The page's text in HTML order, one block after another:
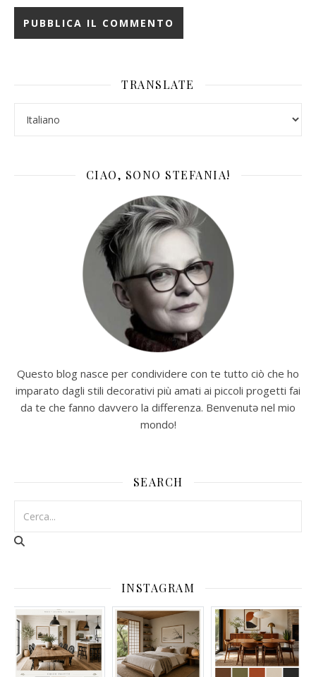
TRANSLATE
CIAO, SONO STEFANIA!
Questo blog nasce per condividere con te tutto ciò che ho
imparato dagli stili decorativi più amati ai piccoli progetti fai
da te che fanno davvero la differenza. Benvenutə nel mio
mondo!
SEARCH
INSTAGRAM